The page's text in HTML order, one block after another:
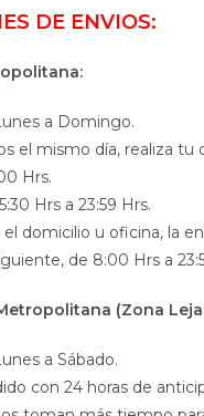
DE ENVIOS:
a Domingo.
el mismo día, realiza tu
Hrs.
Hrs a 23:59 Hrs.
el domicilio u oficina, la
de 8:00 Hrs a
(Zona
a Sábado.
con 24 horas de